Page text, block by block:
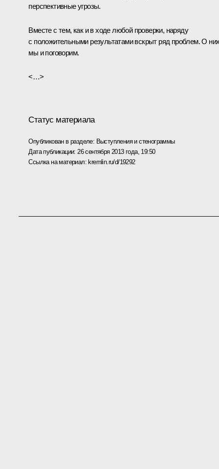
перспективные угрозы.
Вместе с тем, как и в ходе любой проверки, наряду
с положительными результатами вскрыт ряд проблем. О
мы и поговорим.
<…>
Статус материала
Опубликован в разделе: Выступления и стенограммы
Дата публикации: 26 сентября 2013 года, 19:50
Ссылка на материал:kremlin.ru/d/19292